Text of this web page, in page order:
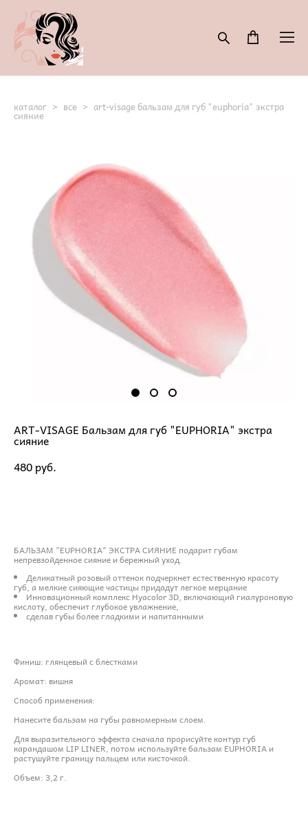
каталог > все > art-visage бальзам для губ "euphoria" экстра
сияние
ART-VISAGE Бальзам для губ "EUPHORIA" экстра
сияние
480 pуб.
БАЛЬЗАМ "EUPHORIA" ЭКСТРА СИЯНИЕ подарит губам
непревзойденное сияние и бережный уход.
Деликатный розовый оттенок подчеркнет естественную красоту
губ, а мелкие сияющие частицы придадут легкое мерцание
Инновационный комплекс Hyacolor 3D, включающий гиалуроновую
кислоту, обеспечит глубокое увлажнение,
сделав губы более гладкими и напитанными
Финиш: глянцевый с блестками
Аромат: вишня
Способ применения:
Нанесите бальзам на губы равномерным слоем.
Для выразительного эффекта сначала прорисуйте контур губ
карандашом LIP LINER, потом используйте бальзам EUPHORIA и
растушуйте границу пальцем или кисточкой.
Объем: 3,2 г.